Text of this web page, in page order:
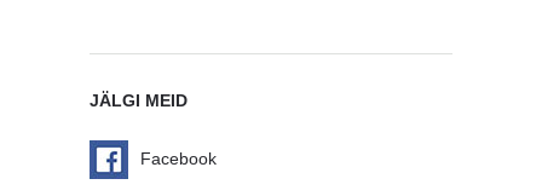
JÄLGI MEID
Facebook